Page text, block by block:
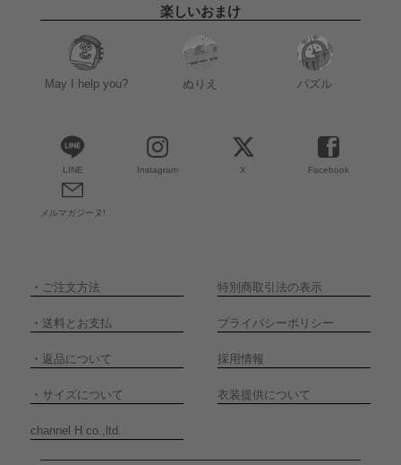
楽しいおまけ
May I help you? ぬりえ パズル
LINE Instagram X Facebook
メルマガジーヌ!
・ ご注文方法 特別商取引法の表示
・ 送料とお支払 プライバシーポリシー
・ 返品について 採用情報
・ サイズについて 衣装提供について
channel H co.,ltd.